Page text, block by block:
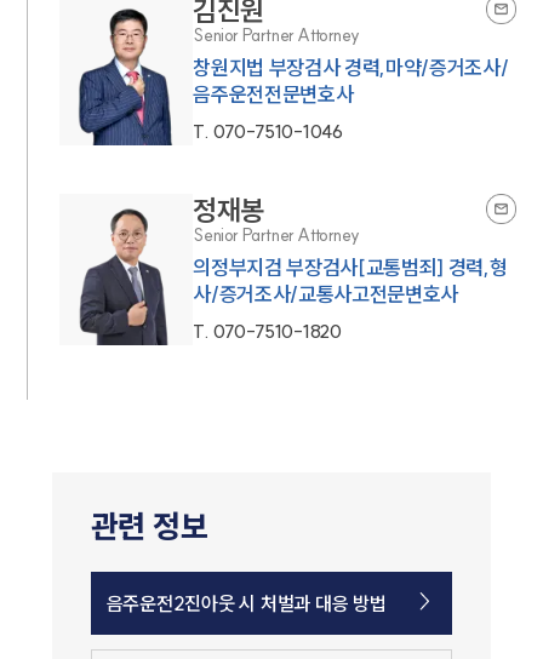
김진원
Senior Partner Attorney
창원지법 부장검사 경력,마약/증거조사/
음주운전전문변호사
T. 070-7510-1046
정재봉
Senior Partner Attorney
의정부지검 부장검사[교통범죄] 경력,형
사/증거조사/교통사고전문변호사
T. 070-7510-1820
관련 정보
음주운전2진아웃 시 처벌과 대응 방법